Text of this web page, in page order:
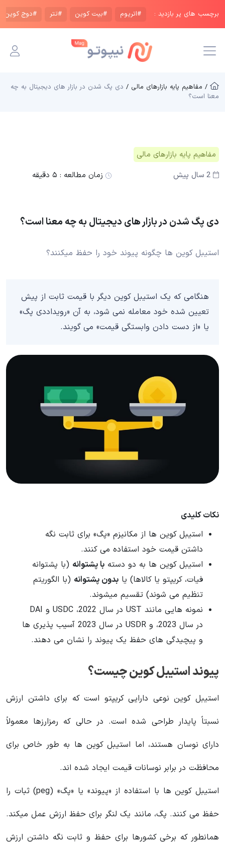
برچسب های پر بازدید : #اتریوم #بیت کوین #تتر #دوج کوین
/ مفاهیم پایه بازار‌های مالی / دی پگ شدن در بازار های دیجیتال به چه
معنا است؟
مفاهیم پایه بازار‌های مالی
2 سال پیش
زمان مطالعه : ۵ دقیقه
دی پگ شدن در بازار های دیجیتال به چه معنا است؟
استیبل کوین ها چگونه پیوند خود را حفظ میکنند؟
هنگامی که یک استیبل کوین دیگر با قیمت ثابت از پیش
تعیین شده خود معامله نمی شود، به آن «رویداددی پگ»
یا «از دست دادن وابستگی قیمت» می گویند.
نکات کلیدی
استیبل کوین ها از مکانیزم «پگ» برای ثابت نگه
داشتن قیمت خود استفاده می کنند.
استیبل کوین ها به دو دسته با پشتوانه (با پشتوانه
فیات، کریپتو یا کالاها) یا بدون پشتوانه (با الگوریتم
تنظیم می شوند) تقسیم میشوند.
نمونه هایی مانند UST در سال 2022، USDC و DAI
در سال 2023، و USDR در سال 2023 آسیب پذیری ها
و پیچیدگی های حفظ یک پیوند را نشان می دهند.
پیوند استیبل کوین چیست؟
استیبل کوین نوعی دارایی کریپتو است که برای داشتن ارزش
نسبتاً پایدار طراحی شده است. در حالی که رمزارزها معمولاً
دارای نوسان هستند، اما استیبل کوین ها به طور خاص برای
محافظت در برابر نوسانات قیمت ایجاد شده اند.
استیبل کوین ها با استفاده از «پیوند» یا «پگ» (peg)‌ ثبات را
حفظ می کنند. پگ، مانند یک لنگر برای حفظ ارزش عمل میکند.
همانطور که برخی کشورها برای حفظ و ثابت نگه داشتن ارزش